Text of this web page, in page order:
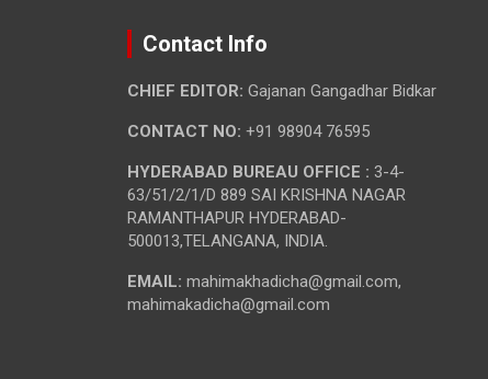
Contact Info
CHIEF EDITOR: Gajanan Gangadhar Bidkar
CONTACT NO: +91 98904 76595
HYDERABAD BUREAU OFFICE : 3-4-
63/51/2/1/D 889 SAI KRISHNA NAGAR
RAMANTHAPUR HYDERABAD-
500013,TELANGANA, INDIA.
EMAIL: mahimakhadicha@gmail.com,
mahimakadicha@gmail.com